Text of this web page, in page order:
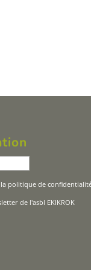
la politique de
de l'asbl EKIKROK